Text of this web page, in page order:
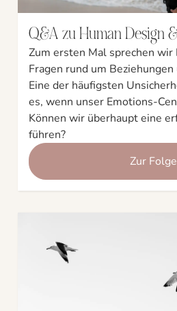
Q&A zu Human Design
Zum ersten Mal sprechen wir
Fragen rund um
Eine der häufigsten
es, wenn unser Emotions-
Können wir überhaupt eine
führen?
Zur Folge